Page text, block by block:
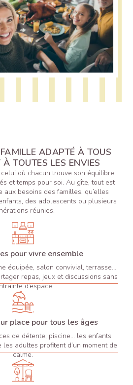
ADAPTÉ À TOUS
À TOUTES LES ENVIES
celui où chacun trouve son équilibre
et temps pour soi. Au gîte, tout est
aux besoins des familles, qu’elles
des adolescents ou plusieurs
réunies.
pour vivre ensemble
équipée, salon convivial, terrasse…
repas, jeux et discussions sans
d’espace.
place pour tous les âges
de détente, piscine… les enfants
les adultes profitent d’un moment de
calme.